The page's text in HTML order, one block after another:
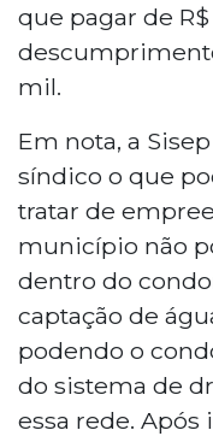
que pagar de
mil.
Em nota, a
síndico o que
tratar de
município não
dentro do
captação de
podendo o
do sistema de
essa rede. Após